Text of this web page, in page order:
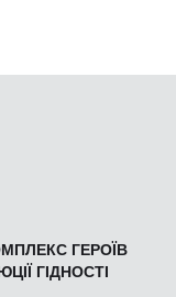
ГЕРОЇВ
ГІДНОСТІ